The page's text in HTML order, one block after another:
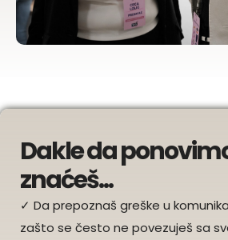
Dakle da
znaćeš...
✓ Da prepoznaš greške u
zašto se često ne povezuješ sa